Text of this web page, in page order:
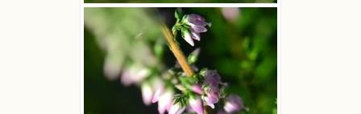
Wrzos zwyczajny
Joanna Boisse